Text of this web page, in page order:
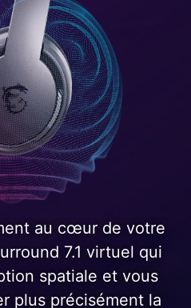
au cœur de votre
7.1 virtuel qui
spatiale et vous
plus précisément la